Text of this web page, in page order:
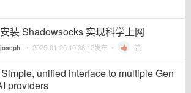
装 Shadowsocks 实现科学上网
joseph • 2025-01-25 10:38:12发布 • 赞
unified interface to multiple Gen
providers